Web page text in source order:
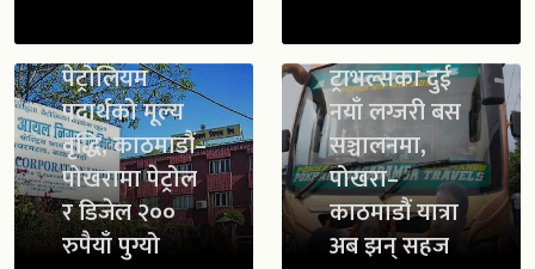
पेट्रोलियम
पदार्थको मूल्य
वृद्धि, काठमाडौं–
पोखरामा पेट्रोल
र डिजेल २००
रुपैयाँ पुग्यो
जगदम्बा
ट्राभल्सका दुई
नयाँ लग्जरी बस
सञ्चालनमा,
पोखरा–
काठमाडौं यात्रा
अब झन् सहज